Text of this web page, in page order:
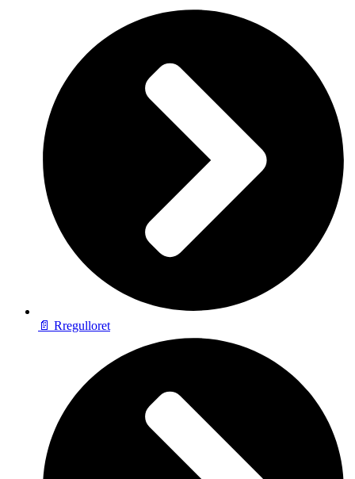
📄 Rregulloret